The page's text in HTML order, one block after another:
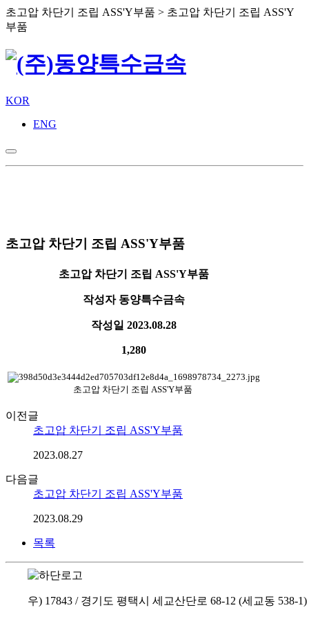
초고압 차단기 조립 ASS'Y부품 > 초고압 차단기 조립 ASS'Y
부품
KOR
ENG
초고압 차단기 조립 ASS'Y부품
초고압 차단기 조립 ASS'Y부품
작성자동양특수금속
작성일 2023.08.28
1,280
초고압 차단기 조립 ASS'Y부품
이전글
초고압 차단기 조립 ASS'Y부품
2023.08.27
다음글
초고압 차단기 조립 ASS'Y부품
2023.08.29
목록
우) 17843 / 경기도 평택시 세교산단로 68-12 (세교동 538-1)